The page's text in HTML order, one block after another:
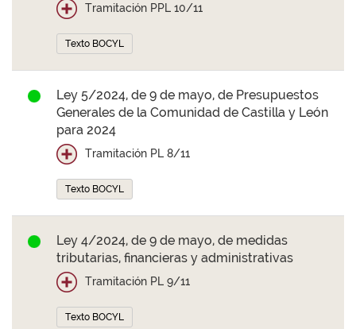
Tramitación PPL 10/11
Texto BOCYL
Ley 5/2024, de 9 de mayo, de Presupuestos
Generales de la Comunidad de Castilla y León
para 2024
Tramitación PL 8/11
Texto BOCYL
Ley 4/2024, de 9 de mayo, de medidas
tributarias, financieras y administrativas
Tramitación PL 9/11
Texto BOCYL